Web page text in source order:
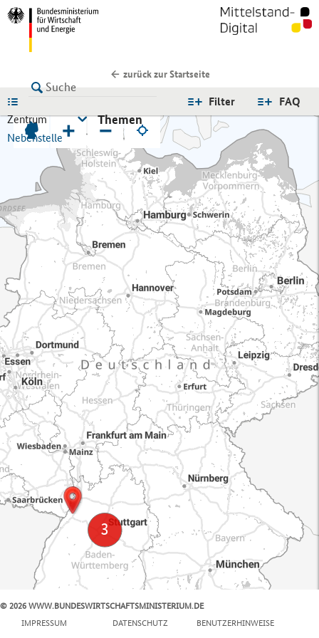
zurück zur Startseite
FAQ
Filter
Zentrum
Nebenstelle
Themen
+ −
© 2026 WWW.BUNDESWIRTSCHAFTSMINISTERIUM.DE
IMPRESSUM
DATENSCHUTZ BENUTZERHINWEISE